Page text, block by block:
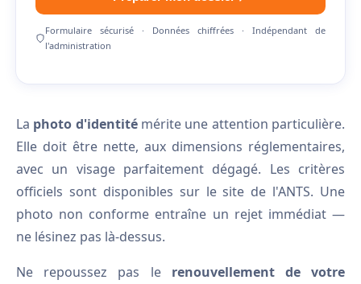
Formulaire sécurisé · Données chiffrées · Indépendant de
l'administration
La photo d'identitémérite une attention particulière.
Elle doit être nette, aux dimensions réglementaires,
avec un visage parfaitement dégagé. Les critères
officiels sont disponibles sur le site de l'ANTS. Une
photo non conforme entraîne un rejet immédiat —
ne lésinez pas là-dessus.
Ne repoussez pas le renouvellement de votre